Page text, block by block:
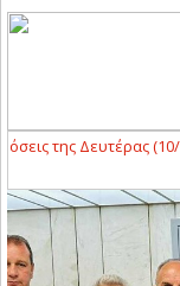
της Δευτέρας (10/8)